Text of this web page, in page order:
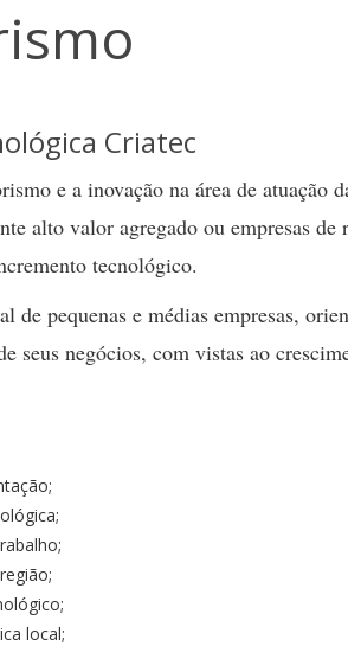
Criatec
e a inovação na área de atuação
alto valor agregado ou empresas
tecnológico.
pequenas e médias empresas,
seus negócios, com vistas ao
local;